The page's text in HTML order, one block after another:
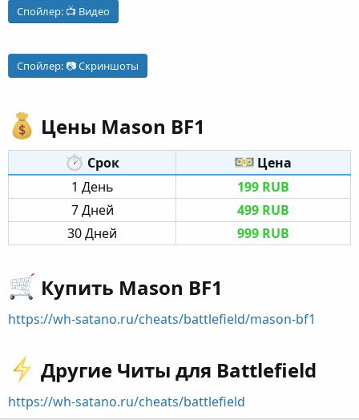
Спойлер: 📺 Видео
Спойлер: 📷 Скриншоты
Цены Mason BF1​
Срок​
Цена​
1 День​
199 RUB
7 Дней​
499 RUB
30 Дней​
999 RUB
Купить Mason BF1​
https://wh-satano.ru/cheats/battlefield/mason-bf1
Другие Читы для Battlefield​
https://wh-satano.ru/cheats/battlefield